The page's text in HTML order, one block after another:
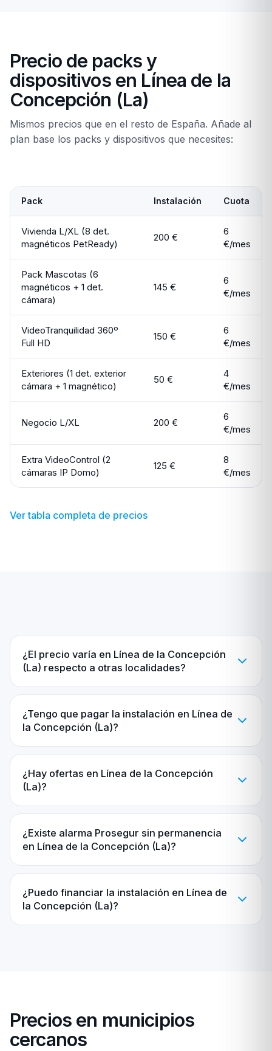
Precio de packs y
dispositivos en Línea de la
Concepción (La)
Mismos precios que en el resto de España. Añade al
plan base los packs y dispositivos que necesites:
Pack Instalación Cuota
Vivienda L/XL (8 det.
magnéticos PetReady)
200 €
6
€/mes
Pack Mascotas (6
magnéticos + 1 det.
cámara)
145 €
6
€/mes
VideoTranquilidad 360º
Full HD
150 €
6
€/mes
Exteriores (1 det. exterior
cámara + 1 magnético)
50 €
4
€/mes
Negocio L/XL 200 €
6
€/mes
Extra VideoControl (2
cámaras IP Domo)
125 €
8
€/mes
Ver tabla completa de precios
¿El precio varía en Línea de la Concepción
(La) respecto a otras localidades?
¿Tengo que pagar la instalación en Línea de
la Concepción (La)?
¿Hay ofertas en Línea de la Concepción
(La)?
¿Existe alarma Prosegur sin permanencia
en Línea de la Concepción (La)?
¿Puedo financiar la instalación en Línea de
la Concepción (La)?
Precios en municipios
cercanos